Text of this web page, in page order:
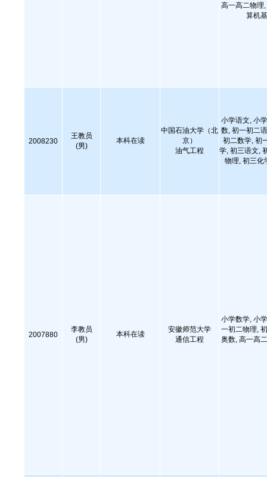
高一高二物理
算机
2008230
王教员
(男)
本科在读
中国石油大学（北
京）
油气工程
小学语文, 小
数, 初一初二
初二数学, 初
学, 初三语文,
物理, 初三化
2007880
李教员
(男)
本科在读
安徽师范大学
通信工程
小学数学, 小
一初二物理,
奥数, 高一高